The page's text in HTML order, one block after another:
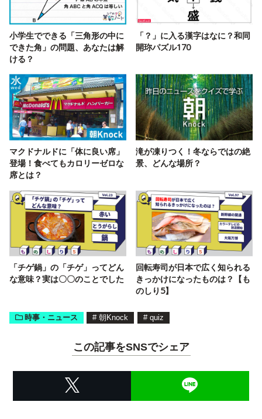
小学生でできる「三角形の中に
できた角」の問題、あなたは解
ける？
「？」に入る漢字はなに？和同
開珎パズル170
マクドナルドに「体に良い席」
登場！食べてもカロリーゼロな
席とは？
滝が凍りつく！冬ならではの絶
景、どんな場所？
「チゲ鍋」の「チゲ」ってどん
な意味？実は〇〇のことでした
回転寿司が日本で広く知られる
きっかけになったものは？【も
のしり5】
時事・ニュース # 朝Knock # quiz
この記事をSNSでシェア